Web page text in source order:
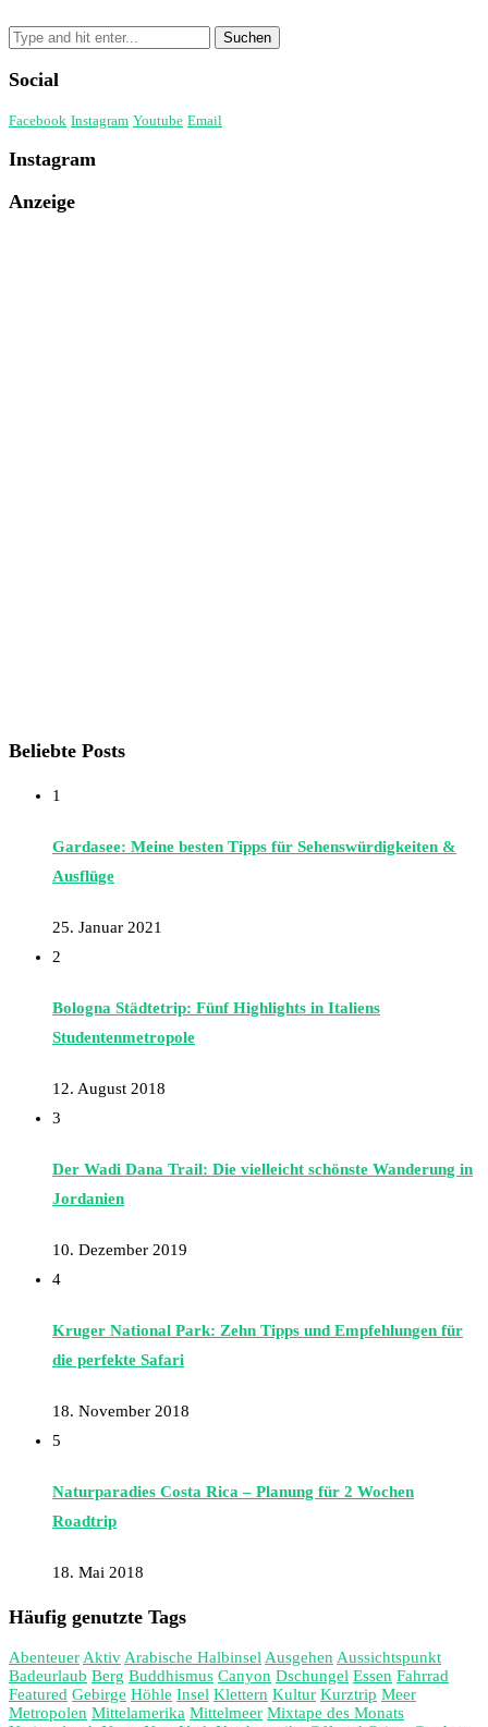
Social
Facebook Instagram Youtube Email
Instagram
Anzeige
Beliebte Posts
1
Gardasee: Meine besten Tipps für Sehenswürdigkeiten &
Ausflüge
25. Januar 2021
2
Bologna Städtetrip: Fünf Highlights in Italiens
Studentenmetropole
12. August 2018
3
Der Wadi Dana Trail: Die vielleicht schönste Wanderung in
Jordanien
10. Dezember 2019
4
Kruger National Park: Zehn Tipps und Empfehlungen für
die perfekte Safari
18. November 2018
5
Naturparadies Costa Rica – Planung für 2 Wochen
Roadtrip
18. Mai 2018
Häufig genutzte Tags
Abenteuer Aktiv Arabische Halbinsel Ausgehen Aussichtspunkt
Badeurlaub Berg Buddhismus Canyon Dschungel Essen Fahrrad
Featured Gebirge Höhle Insel Klettern Kultur Kurztrip Meer
Metropolen Mittelamerika Mittelmeer Mixtape des Monats